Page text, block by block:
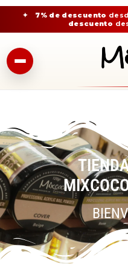
✦ 7% de descuento
descuento